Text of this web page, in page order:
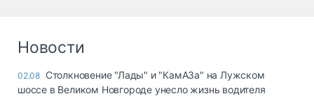
Новости
02.08 Столкновение "Лады" и "КамАЗа" на Лужском
шоссе в Великом Новгороде унесло жизнь водителя